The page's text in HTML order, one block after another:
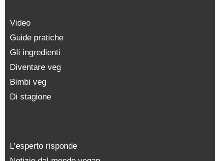
Video
Guide pratiche
Gli ingredienti
Diventare veg
Bimbi veg
Di stagione
L’esperto risponde